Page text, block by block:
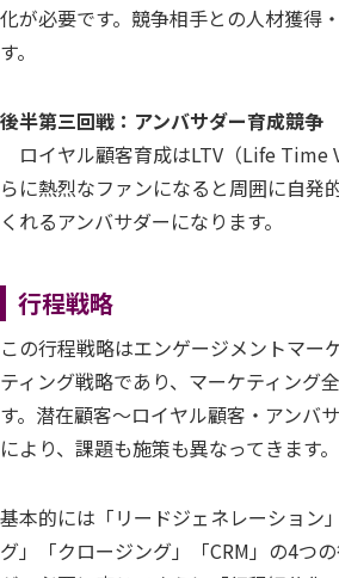
化が必要です。競争相手との人材獲得
す。
後半第三回戦：アンバサダー育成競争
ロイヤル顧客育成はLTV（Life Time
らに熱烈なファンになると周囲に自発
くれるアンバサダーになります。
行程戦略
この行程戦略はエンゲージメントマー
ティング戦略であり、マーケティング
す。潜在顧客～ロイヤル顧客・アンバ
により、課題も施策も異なってきます。
基本的には「リードジェネレーション
グ」「クロージング」「CRM」の4つ